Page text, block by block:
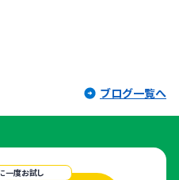
ブログ一覧へ
一度お試し